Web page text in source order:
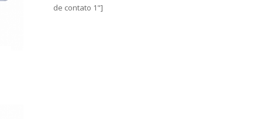
de contato 1"]